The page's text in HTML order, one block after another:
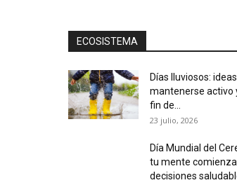
ECOSISTEMA
Días lluviosos:
mantenerse activo
fin de...
23 julio, 2026
Día Mundial del
tu mente
decisiones